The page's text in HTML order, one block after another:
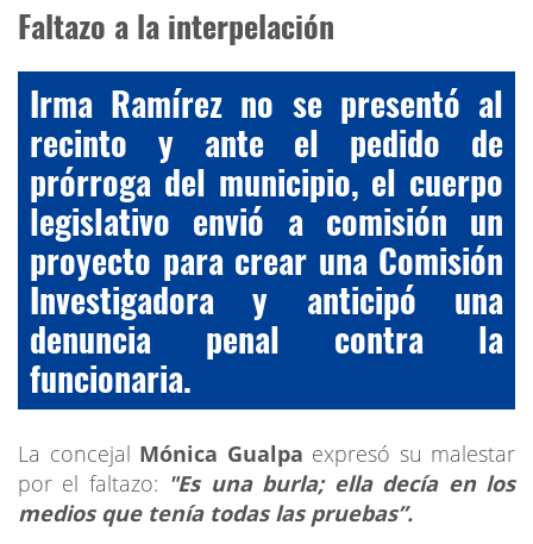
Faltazo a la interpelación
Irma Ramírez no se presentó al
recinto y ante el pedido de
prórroga del municipio, el cuerpo
legislativo envió a comisión un
proyecto para crear una Comisión
Investigadora y anticipó una
denuncia penal contra la
funcionaria.
La concejal Mónica Gualpa expresó su malestar
por el faltazo: "Es una burla; ella decía en los
medios que tenía todas las pruebas”.